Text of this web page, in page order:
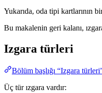
Yukarıda, oda tipi kartlarının
Bu makalenin geri kalanı,
Izgara türleri
Bölüm başlığı “Izgara
Üç tür ızgara vardır: